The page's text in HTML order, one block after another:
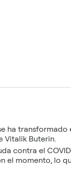
ha
Vitalik Buterin.
contra el
el momento, lo